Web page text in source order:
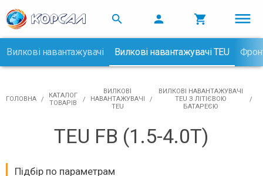
  
Вилкові навантажувачі Вилкові навантажувачі TEU
ГОЛОВНА
КАТАЛОГ
ТОВАРІВ
ВИЛКОВІ
НАВАНТАЖУВАЧІ
TEU
ВИЛКОВІ НАВАНТАЖУВАЧІ
TEU З ЛІТІЄВОЮ
БАТАРЕЄЮ
TEU FB (1.5-4.0Т)
Підбір по параметрам